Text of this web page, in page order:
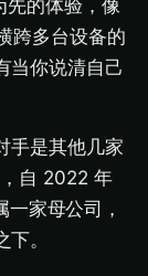
先的体验，像
跨多台设备的
当你说清自己
手是其他几家
自 2022 年
家母公司，
。